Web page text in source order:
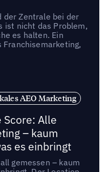
der Zentrale bei der
ist nicht das Problem,
es halten. Ein
AEO Marketing
Score: Alle
– kaum
es einbringt
gemessen – kaum